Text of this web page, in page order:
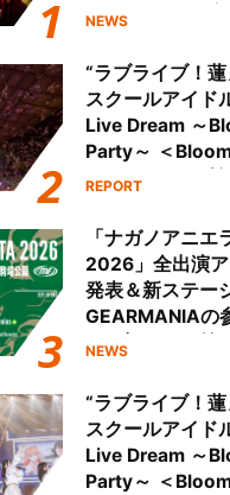
ュアル＆グッズ
NEWS
“ラブライブ！
スクールアイド
Live Dream ～
Party～ ＜
Party Stage／埼
REPORT
「ナガノアニエ
2026」全出演
発表＆新ステー
GEARMANIAの
し、初となる第3
NEWS
“ラブライブ！
スクールアイド
Live Dream ～
Party～ ＜